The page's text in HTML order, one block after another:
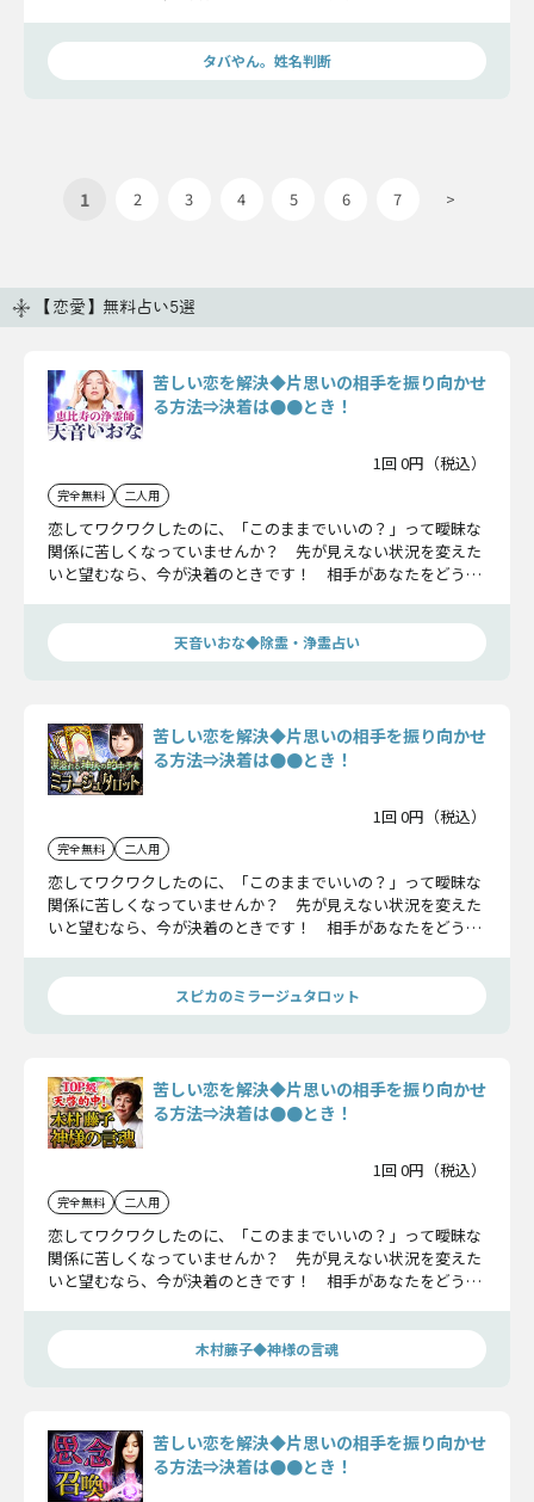
タバやん。が二人の恋を占います！
タバやん。姓名判断
1 2 3 4 5 6 7 >
【恋愛】無料占い5選
苦しい恋を解決◆片思いの相手を振り向かせ
る方法⇒決着は●●とき！
1回 0円（税込）
完全無料 二人用
恋してワクワクしたのに、「このままでいいの？」って曖昧な
関係に苦しくなっていませんか？ 先が見えない状況を変えた
いと望むなら、今が決着のときです！ 相手があなたをどう想
タバやん。が二人の恋を占います！
天音いおな◆除霊・浄霊占い
苦しい恋を解決◆片思いの相手を振り向かせ
る方法⇒決着は●●とき！
1回 0円（税込）
完全無料 二人用
恋してワクワクしたのに、「このままでいいの？」って曖昧な
関係に苦しくなっていませんか？ 先が見えない状況を変えた
いと望むなら、今が決着のときです！ 相手があなたをどう想
タバやん。が二人の恋を占います！
スピカのミラージュタロット
苦しい恋を解決◆片思いの相手を振り向かせ
る方法⇒決着は●●とき！
1回 0円（税込）
完全無料 二人用
恋してワクワクしたのに、「このままでいいの？」って曖昧な
関係に苦しくなっていませんか？ 先が見えない状況を変えた
いと望むなら、今が決着のときです！ 相手があなたをどう想
タバやん。が二人の恋を占います！
木村藤子◆神様の言魂
苦しい恋を解決◆片思いの相手を振り向かせ
る方法⇒決着は●●とき！